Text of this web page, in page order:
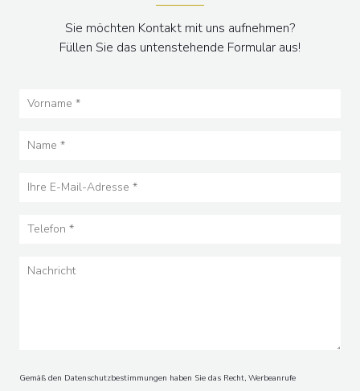
Sie möchten Kontakt mit uns aufnehmen?
Füllen Sie das untenstehende Formular aus!
Gemäß den Datenschutzbestimmungen haben Sie das Recht, Werbeanrufe